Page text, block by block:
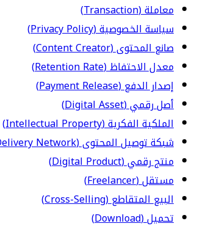
معاملة (Transaction)
سياسة الخصوصية (Privacy Policy)
صانع المحتوى (Content Creator)
معدل الاحتفاظ (Retention Rate)
إصدار الدفع (Payment Release)
أصل رقمي (Digital Asset)
الملكية الفكرية (Intellectual Property)
شبكة توصيل المحتوى (Content Delivery Network)
منتج رقمي (Digital Product)
مستقل (Freelancer)
البيع المتقاطع (Cross-Selling)
تحميل (Download)